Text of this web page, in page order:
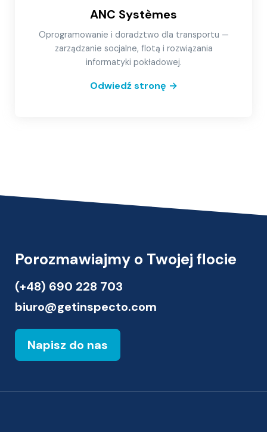
ANC Systèmes
Oprogramowanie i doradztwo dla transportu —
zarządzanie socjalne, flotą i rozwiązania
informatyki pokładowej.
Odwiedź stronę →
Porozmawiajmy o Twojej flocie
(+48) 690 228 703
biuro@getinspecto.com
Napisz do nas